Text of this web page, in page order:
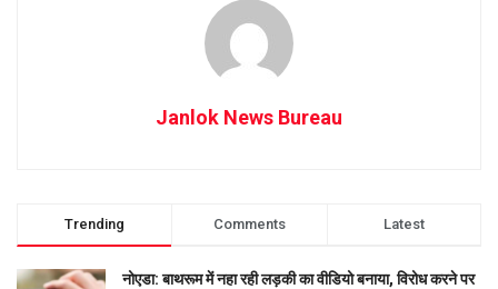
Janlok News Bureau
Trending Comments Latest
नोएडा: बाथरूम में नहा रही लड़की का वीडियो बनाया, विरोध करने पर